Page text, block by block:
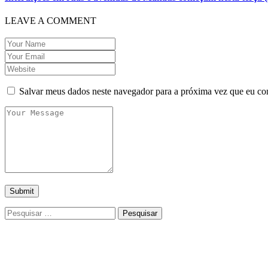
LEAVE A COMMENT
Salvar meus dados neste navegador para a próxima vez que eu
Pesquisar
por: